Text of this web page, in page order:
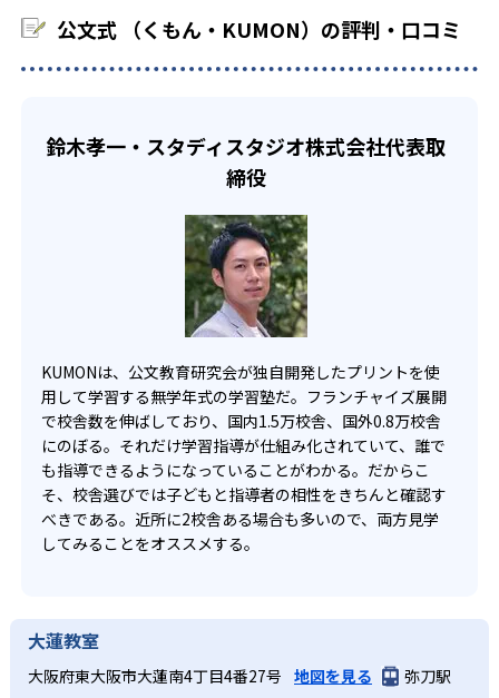
KUMONでは、教室が開いている時間内であれば、何曜日に
い中高生にも通室しやすい。また、教室によっては自宅か
中学生・高校生
部活や習い事と両立したい生徒向け
宿題の量や進め方に関しては、いつでも気軽に相談可能
公文式 （くもん・KUMON）の評判・口コミ
鈴木孝一・スタディスタジオ株式会社代表取
締役
KUMONは、公文教育研究会が独自開発したプリントを使
用して学習する無学年式の学習塾だ。フランチャイズ展開
で校舎数を伸ばしており、国内1.5万校舎、国外0.8万校舎
にのぼる。それだけ学習指導が仕組み化されていて、誰で
も指導できるようになっていることがわかる。だからこ
そ、校舎選びでは子どもと指導者の相性をきちんと確認す
べきである。近所に2校舎ある場合も多いので、両方見学
してみることをオススメする。
大蓮教室
大阪府東大阪市大蓮南4丁目4番27号 地図を見る
弥刀駅